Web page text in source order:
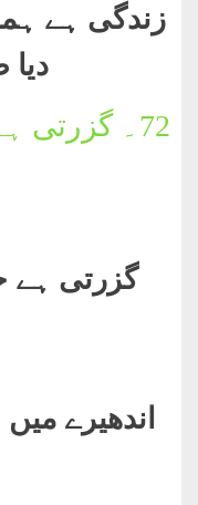
کلام
زندگی ہے
دیا
72۔
گزرتی
گزرتی ہے
اندھیرے